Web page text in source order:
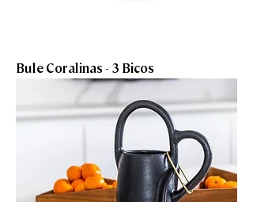
Bule Coralinas - 3 Bicos